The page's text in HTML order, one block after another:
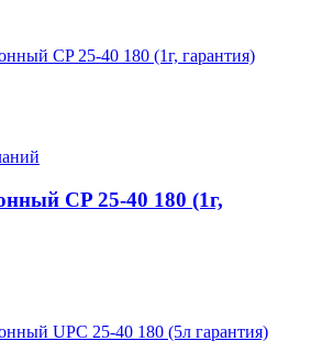
CP 25-40 180 (1г,